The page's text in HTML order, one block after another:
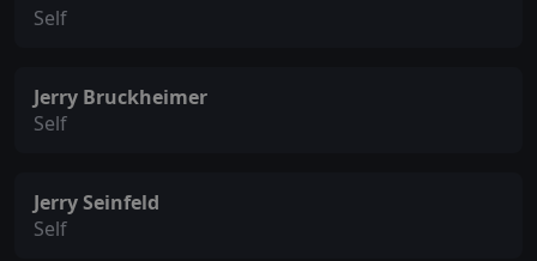
Self
Jerry Bruckheimer
Self
Jerry Seinfeld
Self